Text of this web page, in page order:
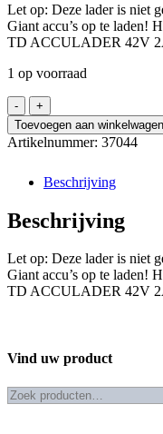
was:
€ 50,80.
is:
€
Let op: Deze lader is niet
Giant accu’s op te laden!
TD ACCULADER 42V
1 op voorraad
TD
ACCULADER
42V
2A
3-
aantal
Toevoegen aan winkelwagen
Artikelnummer: 37044
Beschrijving
Beschrijving
Let op: Deze lader is niet
Giant accu’s op te laden!
TD ACCULADER 42V
Vind uw product
Zoeken
naar: